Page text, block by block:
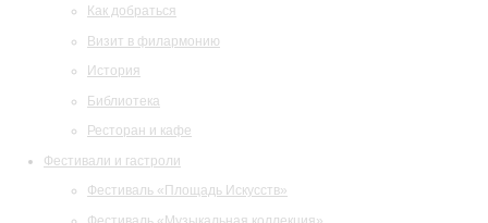
Как добраться
Визит в филармонию
История
Библиотека
Ресторан и кафе
Фестивали и гастроли
Фестиваль «Площадь Искусств»